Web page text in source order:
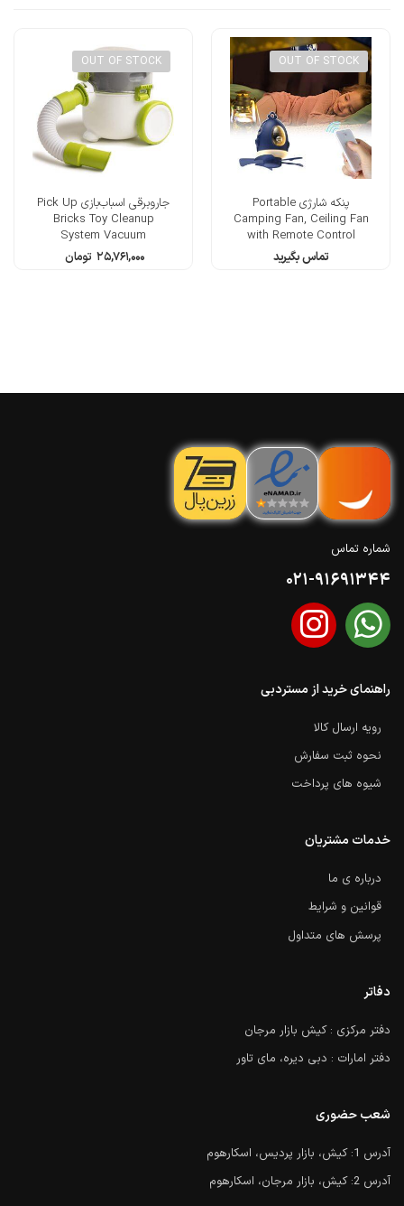
OUT OF STOCK
پنکه شارژی Portable
Camping Fan, Ceiling Fan
with Remote Control
تماس بگیرید
OUT OF STOCK
جاروبرقی اسباب‌بازی Pick Up
Bricks Toy Cleanup
System Vacuum
۲۵,۷۶۱,۰۰۰ تومان
شماره تماس
021-91691344
راهنمای خرید از مستردبی
رویه ارسال کالا
نحوه ثبت سفارش
شیوه های پرداخت
خدمات مشتریان
درباره ی ما
قوانین و شرایط
پرسش های متداول
دفاتر
دفتر مرکزی : کیش بازار مرجان
دفتر امارات : دبی دیره، مای تاور
شعب حضوری
آدرس 1: کیش، بازار پردیس، اسکارهوم
آدرس 2: کیش، بازار مرجان، اسکارهوم